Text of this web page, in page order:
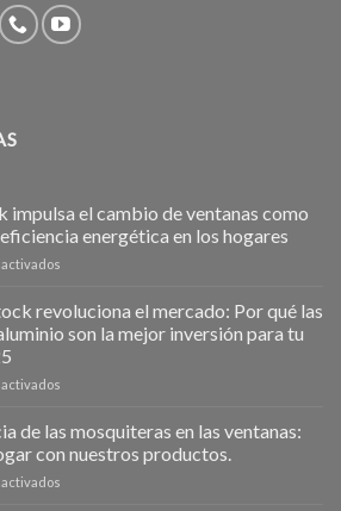
impulsa el cambio de ventanas como
energética en los hogares
impulsa
el
cambio
la
revoluciona el mercado: Por qué las
son la mejor inversión para tu
VentanaStock
revoluciona
el
de las mosquiteras en las ventanas:
con nuestros productos.